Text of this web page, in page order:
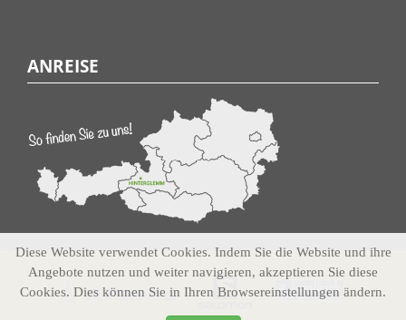
ANREISE
Diese Website verwendet Cookies. Indem Sie die Website und ihre
Angebote nutzen und weiter navigieren, akzeptieren Sie diese
Cookies. Dies können Sie in Ihren Browsereinstellungen ändern.